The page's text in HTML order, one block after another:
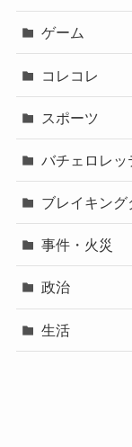
ゲーム
コレコレ
スポーツ
バチェロレッ
ブレイキング
事件・火災
政治
生活